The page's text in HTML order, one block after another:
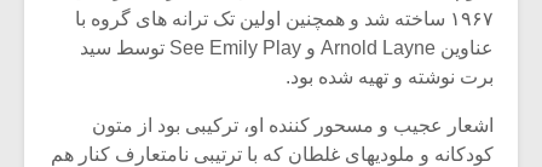
۱۹۶۷ ساخته شد و همچنین اولین تک ترانه های گروه با
عناوین Arnold Layne و See Emily Play توسط سید
برت نوشته و تهیه شده بود.
اشعار عجیب و مسحور کننده او، ترکیبی بود از متون
کودکانه و ملودیهای غلطان که با ترتیبی نامتعارف کنار هم